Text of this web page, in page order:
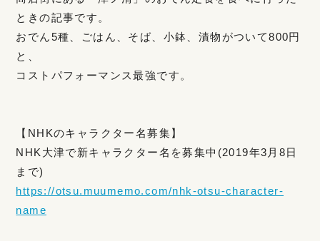
ときの記事です。
おでん5種、ごはん、そば、小鉢、漬物がついて800円
と、
コストパフォーマンス最強です。
【NHKのキャラクター名募集】
NHK大津で新キャラクター名を募集中(2019年3月8日
まで)
https://otsu.muumemo.com/nhk-otsu-character-
name